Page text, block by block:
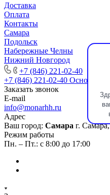
Доставка
Оплата
Контакты
Самара
Подольск
Набережные Челны
Нижний Новгород
+7 (846) 221-02-40
+7 (846) 221-02-40 Основной
Заказать звонок
E-mail
info@monarhh.ru
Адрес
Ваш город: Самара г.
Режим работы
Пн. – Пт.: с 8:00 до 17:00